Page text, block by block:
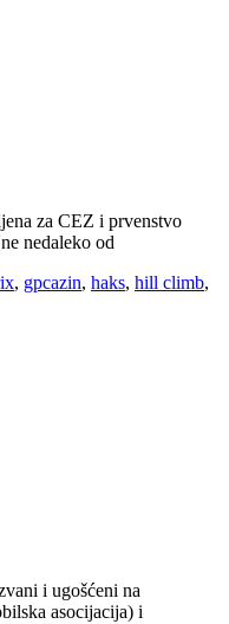
za CEZ i prvenstvo
nedaleko od
, gpcazin, haks, hill climb,
i ugošćeni na
asocijacija) i